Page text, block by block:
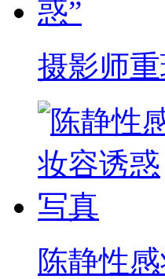
摄影师
陈静性